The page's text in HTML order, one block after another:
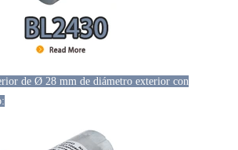
de Ø 28 mm de diámetro exterior con